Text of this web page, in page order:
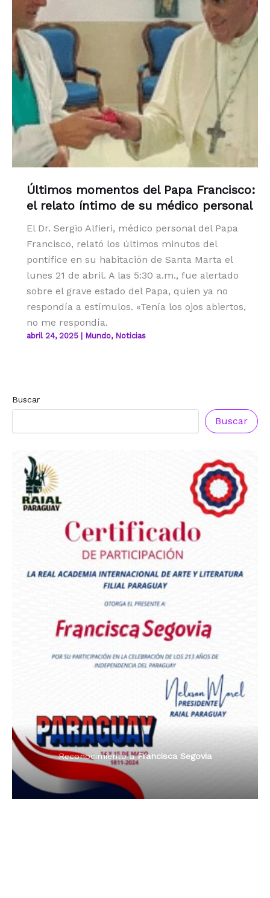
Últimos momentos del Papa Francisco:
el relato íntimo de su médico personal
El Dr. Sergio Alfieri, médico personal del Papa
Francisco, relató los últimos minutos del
pontífice en su habitación de Santa Marta el
lunes 21 de abril. A las 5:30 a.m., fue alertado
sobre el grave estado del Papa, quien ya no
respondía a estímulos. «Tenía los ojos abiertos,
no me respondía.
abril 24, 2025 Mundo, Noticias
Buscar
Buscar
Dama de Oro 2024
Reconocimiento aFrancisca Segovia
Reconocimiento aFrancisca Segovia
Radio Tribuna Abierta
Radio Tribuna Abierta
Radio Oñondivepa Paraguay
Premio Orgullo Paraguayo
Reconocimiento aFrancisca Segovia